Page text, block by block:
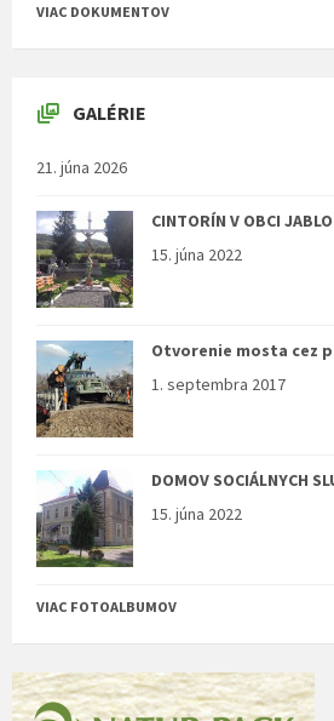
VIAC DOKUMENTOV
GALÉRIE
21. júna 2026
CINTORÍN V OBCI
15. júna 2022
Otvorenie mosta cez
1. septembra 2017
DOMOV SOCIÁLNYCH
15. júna 2022
VIAC FOTOALBUMOV